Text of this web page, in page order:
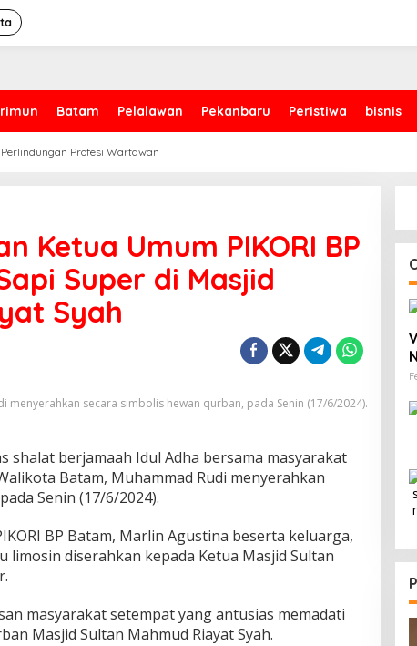
Batam Pelalawan Pekanbaru Peristiwa bisnis
Perlindungan Profesi Wartawan
Ketua Umum PIKORI BP
Super di Masjid
Syah
menyerahkan secara simbolis hewan qurban, pada Senin (17/6/2024).
shalat berjamaah Idul Adha bersama masyarakat
Batam, Muhammad Rudi menyerahkan
Senin (17/6/2024).
BP Batam, Marlin Agustina beserta keluarga,
limosin diserahkan kepada Ketua Masjid Sultan
masyarakat setempat yang antusias memadati
Masjid Sultan Mahmud Riayat Syah.